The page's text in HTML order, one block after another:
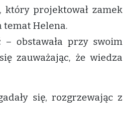
projektował zamek
temat Helena.
– obstawała przy swoim
zauważając, że wiedza
się, rozgrzewając z